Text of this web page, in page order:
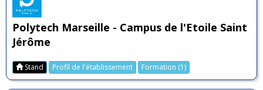
Polytech Marseille - Campus de l'Etoile Saint
Jérôme
Stand Profil de l'établissement Formation (1)